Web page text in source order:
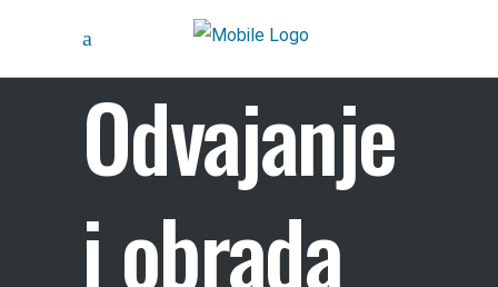
Odvajanje
i obrada